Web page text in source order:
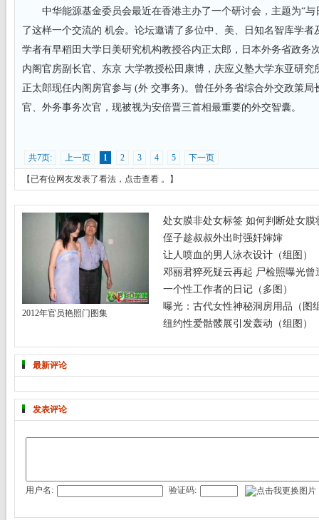
中华能源基金委员会最近在香港主办了一个研讨会，主题为“与
了这样一个交流的 机会。论坛邀请了多位中、美、日知名智库学者
学者有早稻田大学日美研究机构教授谷内正太郎，日本外务省政务
内阁官房副长官、东京 大学教授松田康博，庆应义塾大学东亚研究
正太郎现任内阁房官参与 (外 交事务)。曾任外务省综合外交政策局
官、外务事务次官，现被视为安倍晋三首相最重要的外交智囊。
共7页: 上一页 1 2 3 4 5 下一页
【已有位网友发表了看法， 点击查看 。】
2012年官员艳照门图集
处女膜非处女标签 如何判断处女膜
侄子趁叔叔外出时强奸婶婶
让人喷血的男人泳衣设计（组图）
邓丽君猝死疑云再起 尸检照曝光曾
一个性工作者的日记（多图）
曝光：古代女性神秘洞房用品（图
纽约性爱骷髅展引发轰动（组图）
最新评论
发表评论
用户名: 验证码: